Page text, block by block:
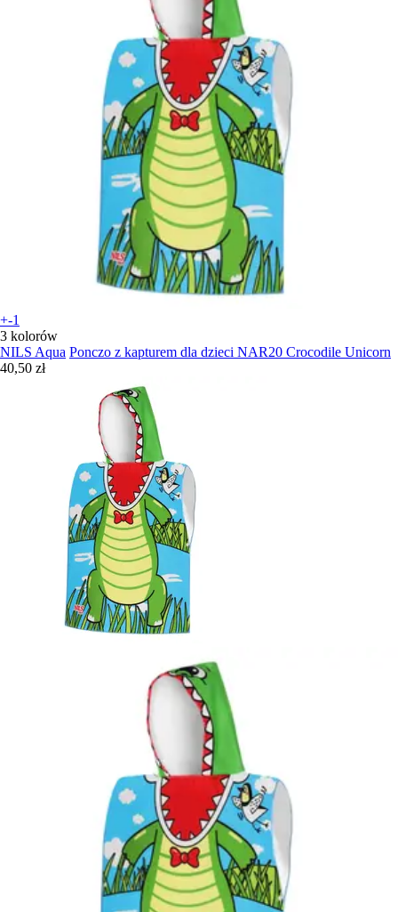
+-1
3 kolorów
NILS Aqua Ponczo z kapturem dla dzieci NAR20 Crocodile Unicorn
40,50 zł